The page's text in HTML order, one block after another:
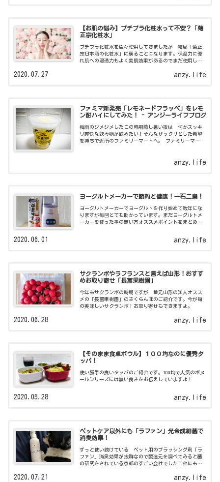
【お肌の悩み】プチプラ化粧水って不安？「菊
正宗化粧水」
プチプラ化粧水を色々使用してきましたが 結局「菊正
宗日本酒の化粧水」に戻ることになります。保湿力に優
れ肌への浸透力もよく美肌効果があるのでまだ使用した
anzy.life
2020.07.27
ファミマ新発売「レモネードフラッペ」をレモ
ン酎ハイにしてみた！ - アンジーライフブログ
梅雨のジメジメしたこの時期蒸し暑い夜は 何かスッキ
リ爽快な飲み物が飲みたい！そんなザックリとした希望
を持ちで近所のファミリーマートへ。 ファミリーマート
anzy.life
ヨーグルトメーカーで節約と健康！一石二鳥！
ヨーグルトメーカーでヨーグルトを作り始めて数年にな
りますが毎回とても助かっています。まだヨーグルトメ
ーカーを使った事の無い方オススメポイントをまとめて
anzy.life
2020.06.01
サクランボやラフランスと言えば山形！おすす
めお取り寄せ「長冨果樹園」
今年もサクランボの時期ですが 地元山形の知人オスス
メの「長冨果樹園」のさくらんぼのご紹介です。今が旬
の美味しいサクランボ！お取り寄せもできますよ。
anzy.life
2020.06.28
【そのまま食卓ボウル】１００均なのに優秀タ
ッパ！
使い勝手の良いタッパのご紹介です。100均で人気のボヌ
ールシリーズには無い良さをお伝えしていますよ！
anzy.life
2020.05.28
ペットケア以外にも「ラファン」光合成細菌で
消臭効果！
ずっと使い続けている ペット用のブラッシング剤「ラ
ファン」消臭効果が抜群なので製造元を調べてみると菌
の研究をされている京都のすごい会社でした！他にも気
anzy.life
2020.07.21